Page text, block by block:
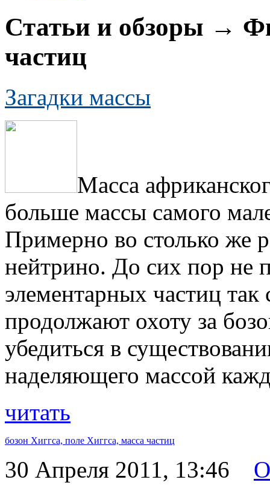
Статьи и обзоры →
частиц
Загадки массы
Масса
больше массы самого
Примерно во столько же
нейтрино. До сих пор не
элементарных частиц
продолжают охоту за
убедиться в
наделяющего массой
читать
бозон Хиггса, поле Хиггса, масса частиц
30 Апреля 2011, 13:46